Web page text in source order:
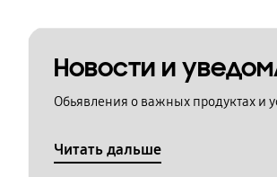
Новости и
Обьявления о важных продуктах и
Читать дальше